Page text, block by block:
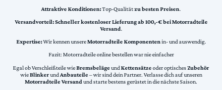
Attraktive Konditionen:Top-Qualitätzu besten Preisen.
Versandvorteil:Schneller kostenloser Lieferung ab 100,-€ bei Motorradteile
Versand.
Expertise:Wir kennen unsereMotorradteile Komponentenin- und auswendig.
Fazit: Motorradteile online bestellen war nie einfacher
Egal ob Verschleißteile wieBremsbelägeundKettensätzeoder optischesZubehör
wieBlinkerundAnbauteile– wir sind dein Partner. Verlasse dich auf unseren
Motorradteile Versand und starte bestens gerüstet in die nächste Saison.